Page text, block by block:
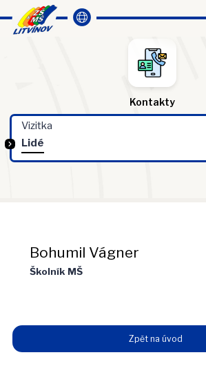
Kontakty
Vizitka
Lidé
Bohumil Vágner
Školník MŠ
Zpět na úvod